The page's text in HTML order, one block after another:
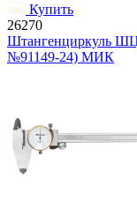
Купить
26270
Штангенциркуль
№91149-24) МИК